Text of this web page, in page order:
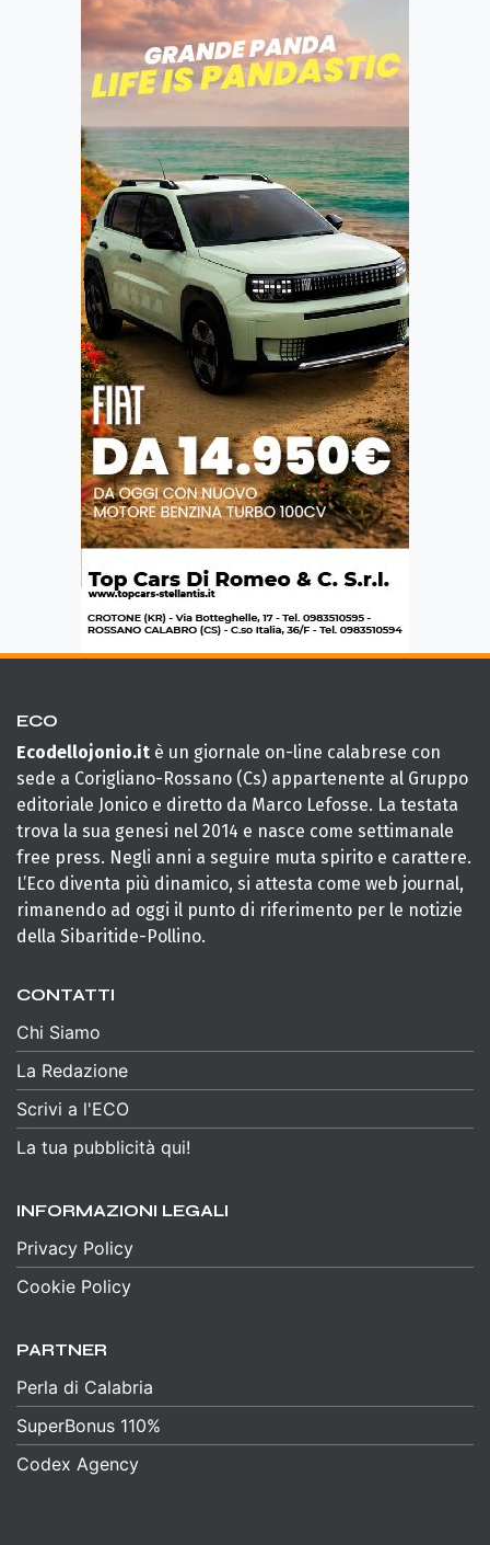
ECO
Ecodellojonio.it è un giornale on-line calabrese con
sede a Corigliano-Rossano (Cs) appartenente al Gruppo
editoriale Jonico e diretto da Marco Lefosse. La testata
trova la sua genesi nel 2014 e nasce come settimanale
free press. Negli anni a seguire muta spirito e carattere.
L’Eco diventa più dinamico, si attesta come web journal,
rimanendo ad oggi il punto di riferimento per le notizie
della Sibaritide-Pollino.
CONTATTI
Chi Siamo
La Redazione
Scrivi a l'ECO
La tua pubblicità qui!
INFORMAZIONI LEGALI
Privacy Policy
Cookie Policy
PARTNER
Perla di Calabria
SuperBonus 110%
Codex Agency